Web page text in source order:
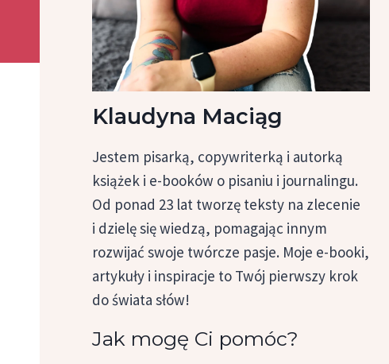
Klaudyna Maciąg
Jestem pisarką, copywriterką i autorką
książek i e-booków o pisaniu i journalingu.
Od ponad 23 lat tworzę teksty na zlecenie
i dzielę się wiedzą, pomagając innym
rozwijać swoje twórcze pasje. Moje e-booki,
artykuły i inspiracje to Twój pierwszy krok
do świata słów!
Jak mogę Ci pomóc?